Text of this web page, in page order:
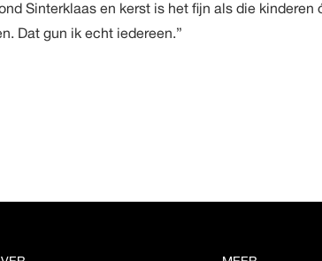
Sinterklaas en kerst is het fijn als die kinderen
Dat gun ik echt iedereen.”